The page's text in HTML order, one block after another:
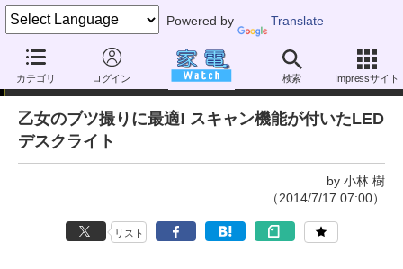
Powered by Translate
カテゴリ ログイン 検索 Impressサイト
家電製品ミニレビュー
乙女のブツ撮りに最適! スキャン機能が付いたLED
デスクライト
by 小林 樹
（2014/7/17 07:00）
リスト